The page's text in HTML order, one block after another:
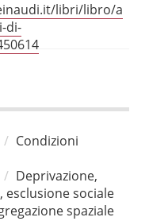
libri/libro/a
di-
Condizioni
Deprivazione,
esclusione sociale
spaziale